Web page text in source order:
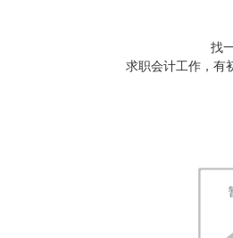
找
求职会计工作，有